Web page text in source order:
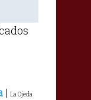
| La Ojeda